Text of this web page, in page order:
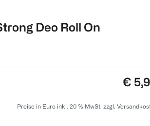
Deo Roll On
€
Preise in Euro inkl. 20 % MwSt. zzgl.